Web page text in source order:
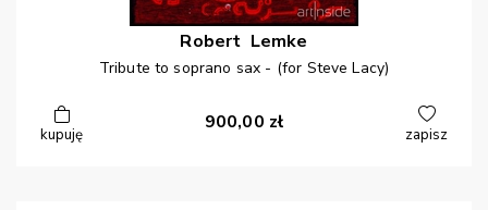
Robert Lemke
Tribute to soprano sax - (for Steve Lacy)
kupuję
900,00 zł
zapisz